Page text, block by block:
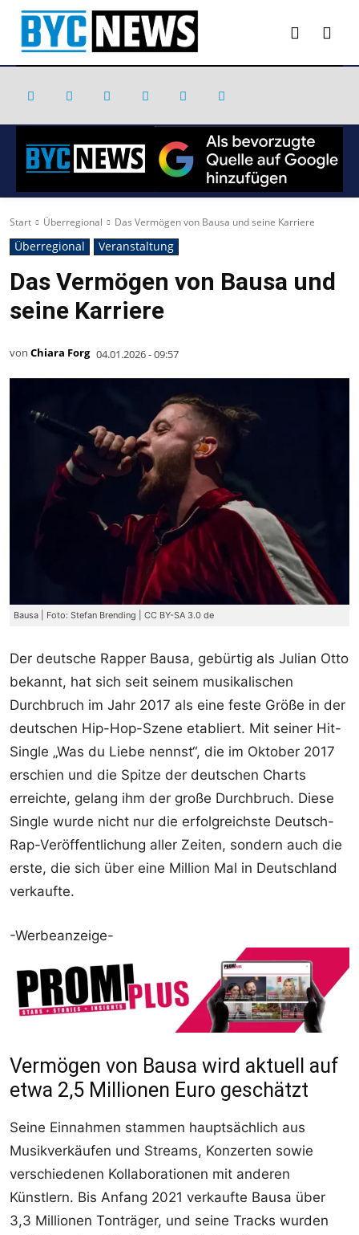
Start Überregional Das Vermögen von Bausa und seine Karriere
Überregional Veranstaltung
Das Vermögen von Bausa und
seine Karriere
von Chiara Forg 04.01.2026 - 09:57
Bausa | Foto: Stefan Brending | CC BY-SA 3.0 de
Der deutsche Rapper Bausa, gebürtig als Julian Otto
bekannt, hat sich seit seinem musikalischen
Durchbruch im Jahr 2017 als eine feste Größe in der
deutschen Hip-Hop-Szene etabliert. Mit seiner Hit-
Single „Was du Liebe nennst“, die im Oktober 2017
erschien und die Spitze der deutschen Charts
erreichte, gelang ihm der große Durchbruch. Diese
Single wurde nicht nur die erfolgreichste Deutsch-
Rap-Veröffentlichung aller Zeiten, sondern auch die
erste, die sich über eine Million Mal in Deutschland
verkaufte.
-Werbeanzeige-
Vermögen von Bausa wird aktuell auf
etwa 2,5 Millionen Euro geschätzt
Seine Einnahmen stammen hauptsächlich aus
Musikverkäufen und Streams, Konzerten sowie
verschiedenen Kollaborationen mit anderen
Künstlern. Bis Anfang 2021 verkaufte Bausa über
3,3 Millionen Tonträger, und seine Tracks wurden